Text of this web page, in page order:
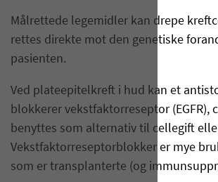
Målrettede legemidler kan drepe
rettes direkte mot den genetiske
pasienten.
Ved plateepitelkreft i hud kan et
blokkerer vekstfaktorreseptor (EGFR),
benyttes som alternativ til cellegift
Vekstfaktorreseptorblokker er mye
som er transplanterte (og